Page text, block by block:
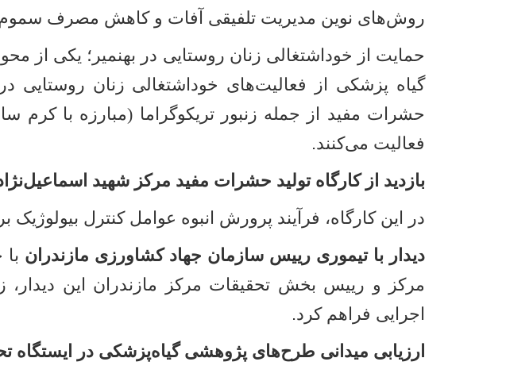
روش‌های نوین مدیریت تلفیقی آفات و کاهش مصرف
حمایت از خوداشتغالی زنان روستایی در بهنمیر؛ یکی از
گیاه پزشکی از فعالیت‌های خوداشتغالی زنان روستایی
حشرات مفید از جمله زنبور تریکوگراما (مبارزه با کرم
فعالیت می‌کنند.
بازدید از کارگاه تولید حشرات مفید مرکز شهید
در این کارگاه، فرآیند پرورش انبوه عوامل کنترل
دیدار با تیموری رییس سازمان جهاد کشاورزی مازندران
مرکز و رییس بخش تحقیقات مرکز مازندران این دیدار،
اجرایی فراهم کرد.
ارزیابی میدانی طرح‌های پژوهشی گیاه‌پزشکی در ایستگاه